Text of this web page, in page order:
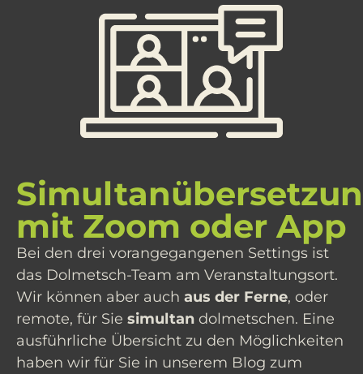
mit Zoom oder App
Bei den drei vorangegangenen Settings ist
das Dolmetsch-Team am Veranstaltungsort.
Wir können aber auch aus der Ferne, oder
remote, für Sie simultan dolmetschen. Eine
ausführliche Übersicht zu den Möglichkeiten
haben wir für Sie in unserem Blog zum